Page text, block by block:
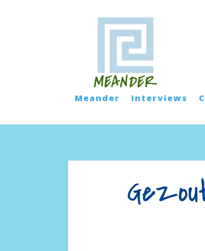
Meander Interviews